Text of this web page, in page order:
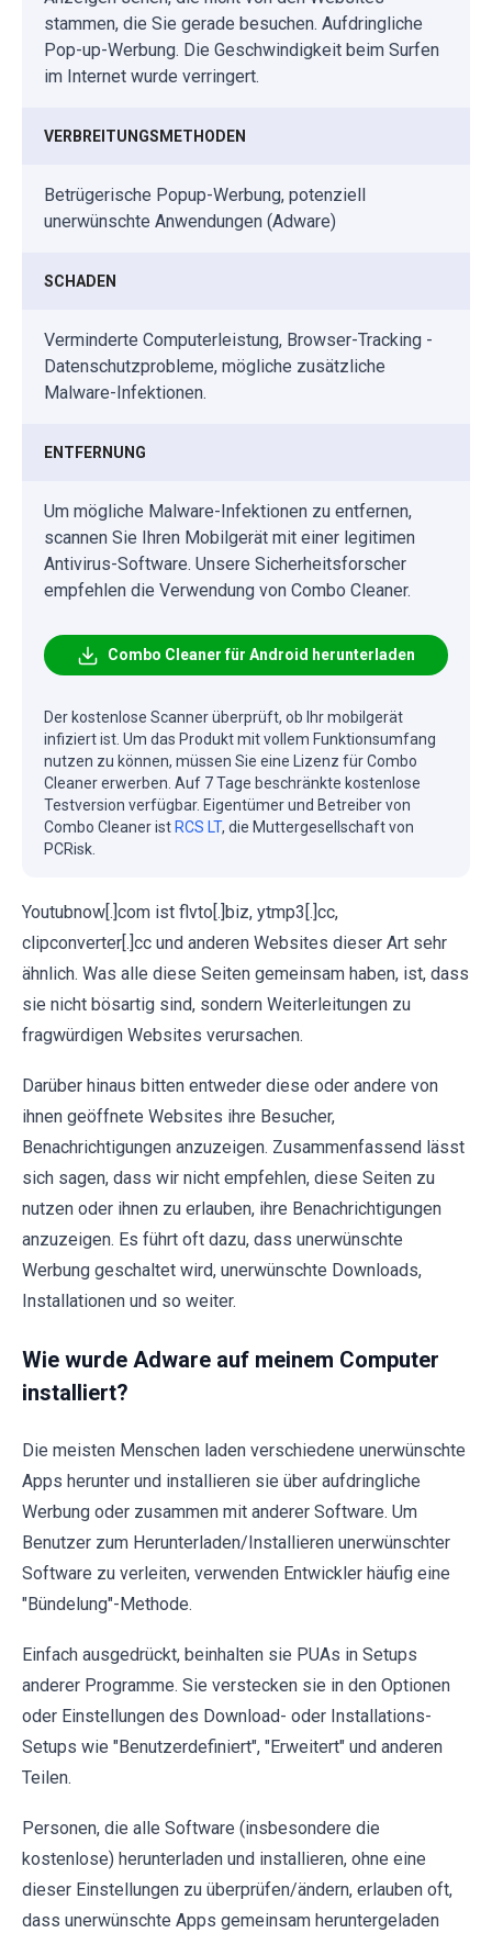
stammen, die Sie gerade besuchen. Aufdringliche
Pop-up-Werbung. Die Geschwindigkeit beim Surfen
im Internet wurde verringert.
VERBREITUNGSMETHODEN
Betrügerische Popup-Werbung, potenziell
unerwünschte Anwendungen (Adware)
SCHADEN
Verminderte Computerleistung, Browser-Tracking -
Datenschutzprobleme, mögliche zusätzliche
Malware-Infektionen.
ENTFERNUNG
Um mögliche Malware-Infektionen zu entfernen,
scannen Sie Ihren Mobilgerät mit einer legitimen
Antivirus-Software. Unsere Sicherheitsforscher
empfehlen die Verwendung von Combo Cleaner.
Combo Cleaner für Android herunterladen
Der kostenlose Scanner überprüft, ob Ihr mobilgerät
infiziert ist. Um das Produkt mit vollem Funktionsumfang
nutzen zu können, müssen Sie eine Lizenz für Combo
Cleaner erwerben. Auf 7 Tage beschränkte kostenlose
Testversion verfügbar. Eigentümer und Betreiber von
Combo Cleaner ist RCS LT, die Muttergesellschaft von
PCRisk.
Youtubnow[.]com ist flvto[.]biz, ytmp3[.]cc,
clipconverter[.]cc und anderen Websites dieser Art sehr
ähnlich. Was alle diese Seiten gemeinsam haben, ist, dass
sie nicht bösartig sind, sondern Weiterleitungen zu
fragwürdigen Websites verursachen.
Darüber hinaus bitten entweder diese oder andere von
ihnen geöffnete Websites ihre Besucher,
Benachrichtigungen anzuzeigen. Zusammenfassend lässt
sich sagen, dass wir nicht empfehlen, diese Seiten zu
nutzen oder ihnen zu erlauben, ihre Benachrichtigungen
anzuzeigen. Es führt oft dazu, dass unerwünschte
Werbung geschaltet wird, unerwünschte Downloads,
Installationen und so weiter.
Wie wurde Adware auf meinem Computer
installiert?
Die meisten Menschen laden verschiedene unerwünschte
Apps herunter und installieren sie über aufdringliche
Werbung oder zusammen mit anderer Software. Um
Benutzer zum Herunterladen/Installieren unerwünschter
Software zu verleiten, verwenden Entwickler häufig eine
"Bündelung"-Methode.
Einfach ausgedrückt, beinhalten sie PUAs in Setups
anderer Programme. Sie verstecken sie in den Optionen
oder Einstellungen des Download- oder Installations-
Setups wie "Benutzerdefiniert", "Erweitert" und anderen
Teilen.
Personen, die alle Software (insbesondere die
kostenlose) herunterladen und installieren, ohne eine
dieser Einstellungen zu überprüfen/ändern, erlauben oft,
dass unerwünschte Apps gemeinsam heruntergeladen